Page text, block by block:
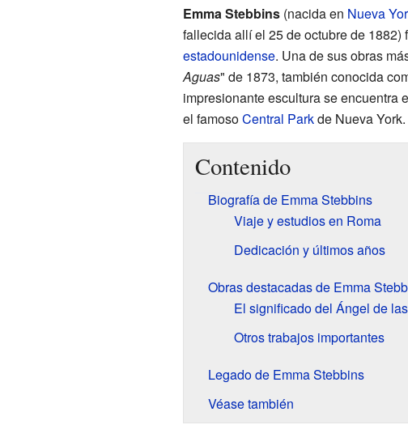
Emma Stebbins(nacida en Nueva
fallecida allí el 25 de octubre de 1882)
estadounidense. Una de sus obras
Aguas" de 1873, también conocida
impresionante escultura se encuentra
el famosoCentral Parkde Nueva York.
Contenido
Biografía de Emma Stebbins
Viaje y estudios en Roma
Dedicación y últimos años
Obras destacadas de Emma
El significado del Ángel de
Otros trabajos importantes
Legado de Emma Stebbins
Véase también